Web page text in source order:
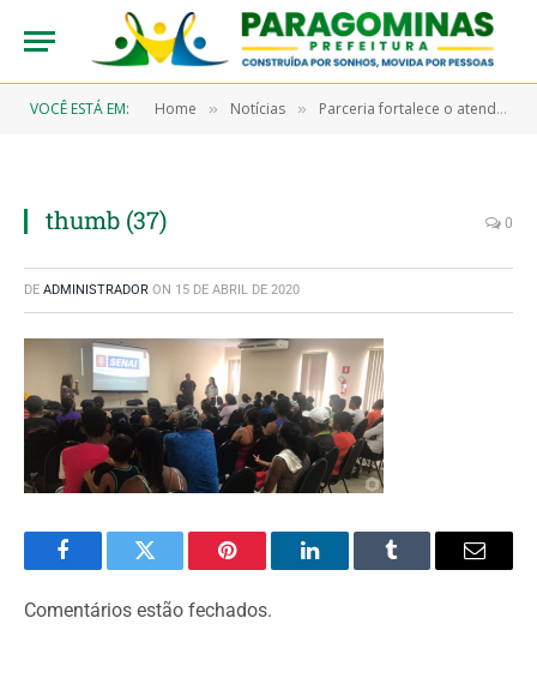
VOCÊ ESTÁ EM: Home » Notícias » Parceria fortalece o atendimento do Sine Paragominas e também capacita cidadãos
thumb (37) 0
DE ADMINISTRADOR ON 15 DE ABRIL DE 2020
FacebookTwitter Pinterest LinkedInTumblr Email
Comentários estão fechados.